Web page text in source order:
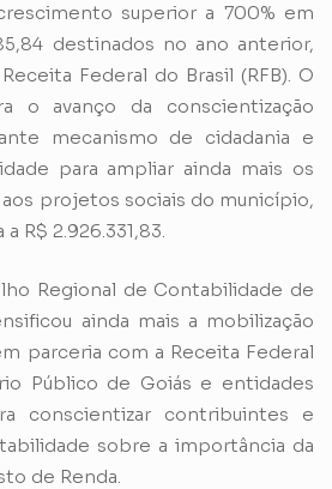
superior a 700% em
destinados no ano anterior,
Federal do Brasil (RFB). O
o avanço da conscientização
mecanismo de cidadania e
para ampliar ainda mais os
projetos sociais do município,
R$ 2.926.331,83.
Regional de Contabilidade de
ainda mais a mobilização
parceria com a Receita Federal
Público de Goiás e entidades
conscientizar contribuintes e
sobre a importância da
de Renda.